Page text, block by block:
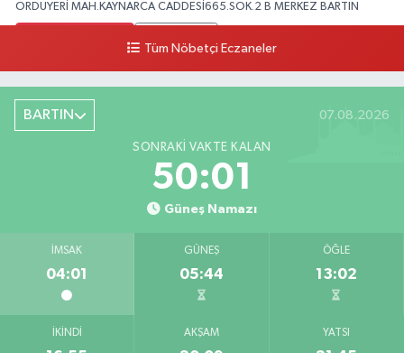
ORDUYERİ MAH.KAYNARCA CADDESİ665.SOK.2 B MERKEZ BARTIN
Şiremirçavuş Mahallesi, Kırıkçı Zeliha Ana Sokak No:20 8 Merkez Bartın
0 (378) 227 85 45
Tüm Nöbetçi Eczaneler
BARTIN 07.08.2026
SONRAKI VAKTE KALAN
50:00
Güneş Namazı
İMSAK
04:01
GÜNEŞ
05:44
ÖĞLE
13:02
İKINDI AKŞAM YATSI